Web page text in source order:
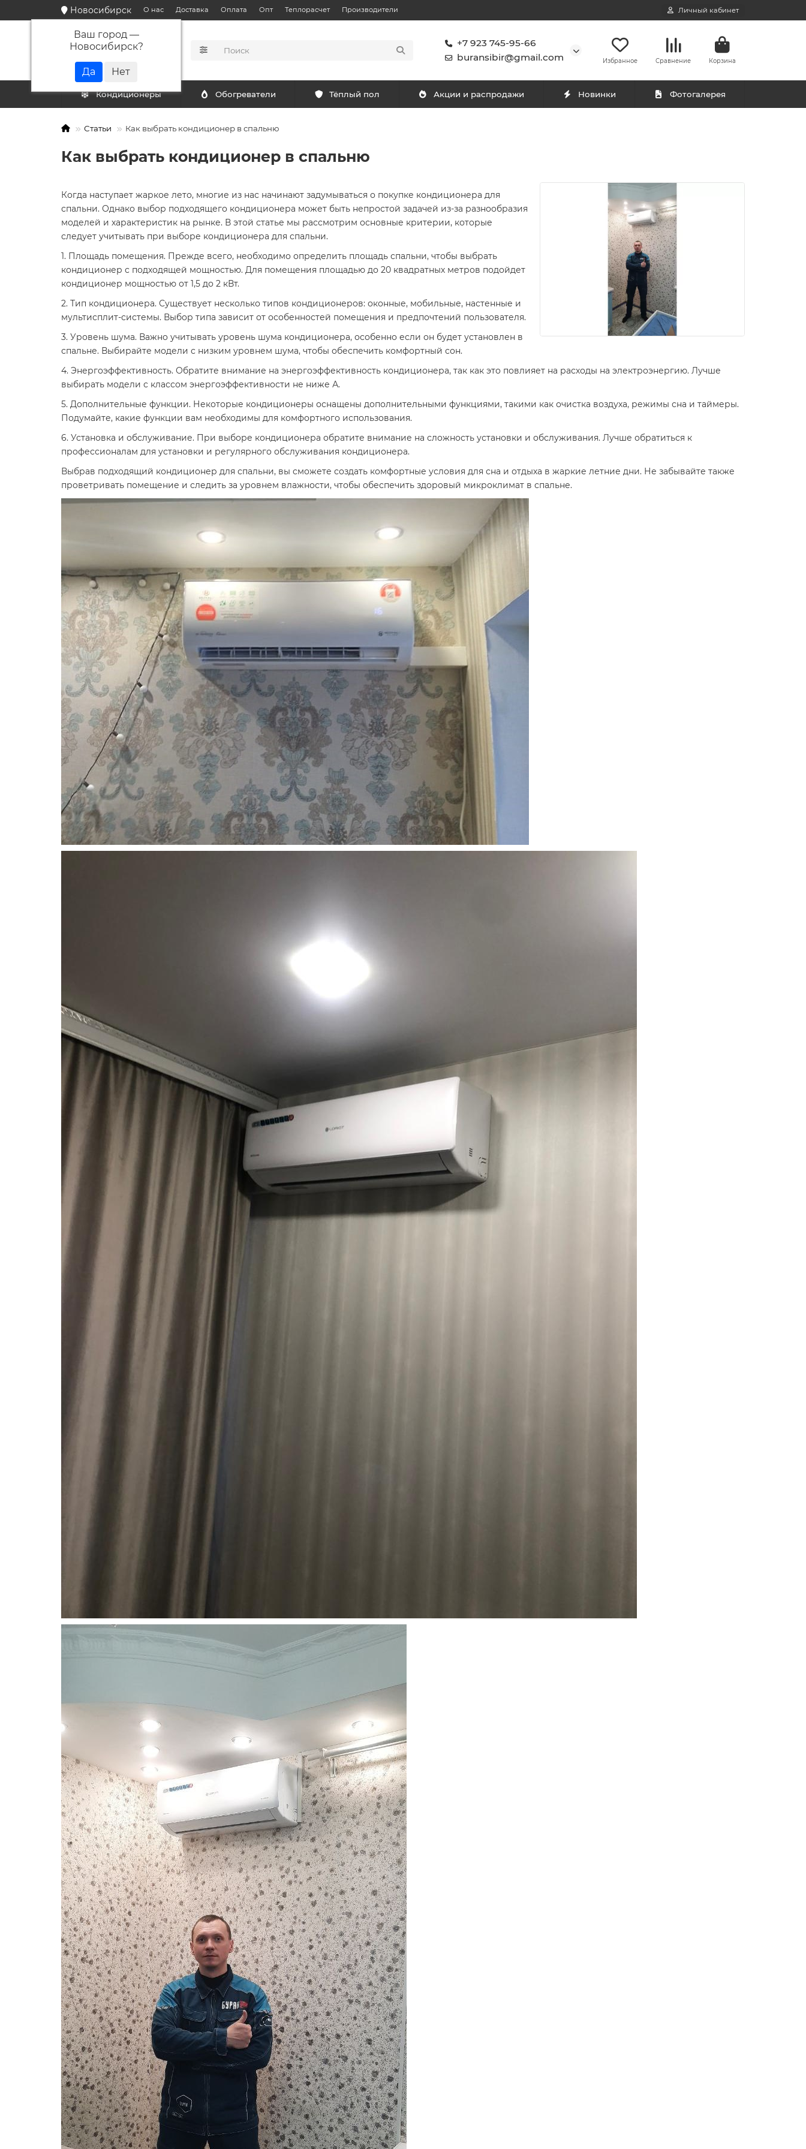
Новосибирск
Ваш город —
Новосибирск?
О нас Доставка Оплата Опт Теплорасчет Производители Личный кабинет
КАТАЛОГ
+7 923 745-95-66
buransibir@gmail.com
Избранное Сравнение Корзина
Кондиционеры Обогреватели Тёплый пол Акции и распродажи Новинки Фотогалерея
Статьи Как выбрать кондиционер в спальню
Как выбрать кондиционер в спальню
Когда наступает жаркое лето, многие из нас начинают задумываться о покупке кондиционера для
спальни. Однако выбор подходящего кондиционера может быть непростой задачей из-за разнообразия
моделей и характеристик на рынке. В этой статье мы рассмотрим основные критерии, которые
следует учитывать при выборе кондиционера для спальни.
1. Площадь помещения. Прежде всего, необходимо определить площадь спальни, чтобы выбрать
кондиционер с подходящей мощностью. Для помещения площадью до 20 квадратных метров подойдет
кондиционер мощностью от 1,5 до 2 кВт.
2. Тип кондиционера. Существует несколько типов кондиционеров: оконные, мобильные, настенные и
мультисплит-системы. Выбор типа зависит от особенностей помещения и предпочтений пользователя.
3. Уровень шума. Важно учитывать уровень шума кондиционера, особенно если он будет установлен в
спальне. Выбирайте модели с низким уровнем шума, чтобы обеспечить комфортный сон.
4. Энергоэффективность. Обратите внимание на энергоэффективность кондиционера, так как это повлияет на расходы на электроэнергию. Лучше
выбирать модели с классом энергоэффективности не ниже А.
5. Дополнительные функции. Некоторые кондиционеры оснащены дополнительными функциями, такими как очистка воздуха, режимы сна и таймеры.
Подумайте, какие функции вам необходимы для комфортного использования.
6. Установка и обслуживание. При выборе кондиционера обратите внимание на сложность установки и обслуживания. Лучше обратиться к
профессионалам для установки и регулярного обслуживания кондиционера.
Выбрав подходящий кондиционер для спальни, вы сможете создать комфортные условия для сна и отдыха в жаркие летние дни. Не забывайте также
проветривать помещение и следить за уровнем влажности, чтобы обеспечить здоровый микроклимат в спальне.